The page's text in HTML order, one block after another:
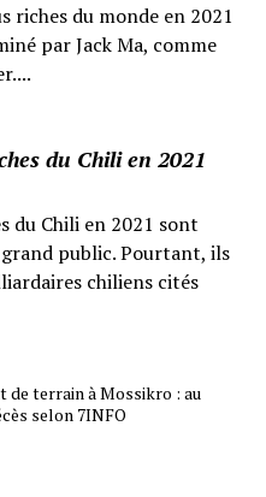
riches du monde en 2021
par Jack Ma, comme
du Chili en 2021
du Chili en 2021 sont
public. Pourtant, ils
chiliens cités
de terrain à Mossikro : au
selon 7INFO